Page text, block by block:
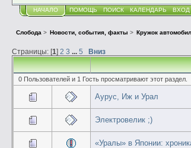
НАЧАЛО ПОМОЩЬ ПОИСК КАЛЕНДАРЬ ВХОД
Слобода > Новости, события, факты > Кружок
Страницы: [1] 2 3 ...5
Вниз
0 Пользователей и 1 Гость просматривают этот раздел.
Аурус, Иж и Урал
Электровелик ;)
«Уралы» в Японии: